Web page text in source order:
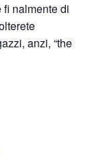
nalmente di
anzi, “the